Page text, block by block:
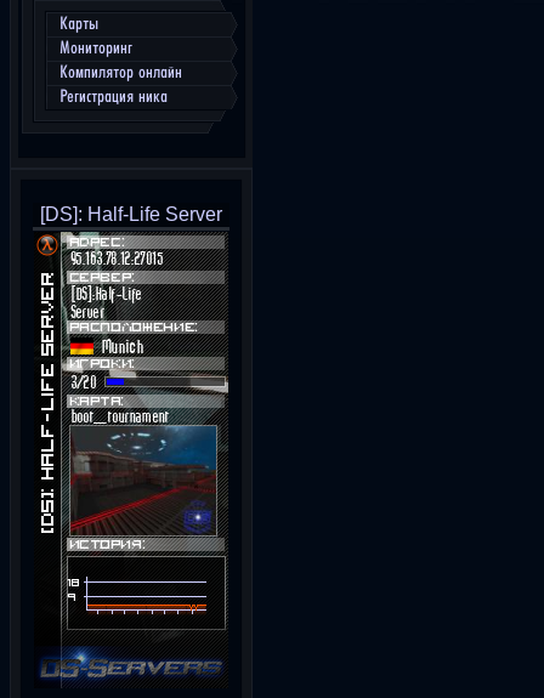
Карты
Мониторинг
Компилятор онлайн
Регистрация ника
[DS]: Half-Life Server